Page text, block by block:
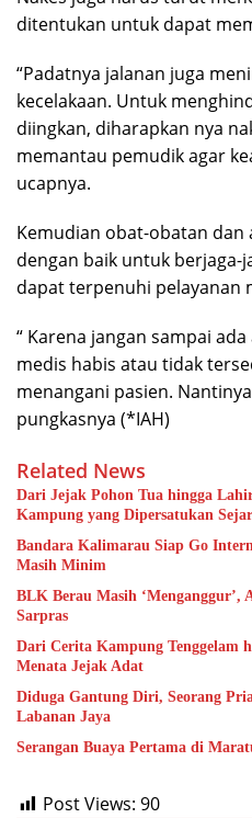
ditentukan untuk dapat
“Padatnya jalanan juga
kecelakaan. Untuk
diingkan, diharapkan nya
memantau pemudik agar
ucapnya.
Kemudian obat-obatan
dengan baik untuk berjaga-
dapat terpenuhi pelayanan
“ Karena jangan sampai
medis habis atau tidak
menangani pasien.
pungkasnya (*IAH)
Related News
Dari Jejak Pohon Tua hingga
Kampung yang Dipersatukan
Bandara Kalimarau Siap Go
Masih Minim
BLK Berau Masih ‘Menganggur’,
Sarpras
Dari Cerita Kampung Tenggelam
Menata Jejak Adat
Diduga Gantung Diri, Seorang
Labanan Jaya
Serangan Buaya Pertama di
Post Views: 90